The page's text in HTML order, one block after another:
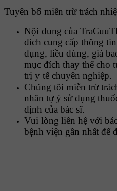
Tuyên bố miễn trừ trách
Nội dung của
đích cung cấp thông
dụng, liều dùng, giá
mục đích thay thế cho
trị y tế chuyên nghiệp.
Chúng tôi miễn trừ
nhân tự ý sử dụng
định của bác sĩ.
Vui lòng liên hệ với
bệnh viện gần nhất để